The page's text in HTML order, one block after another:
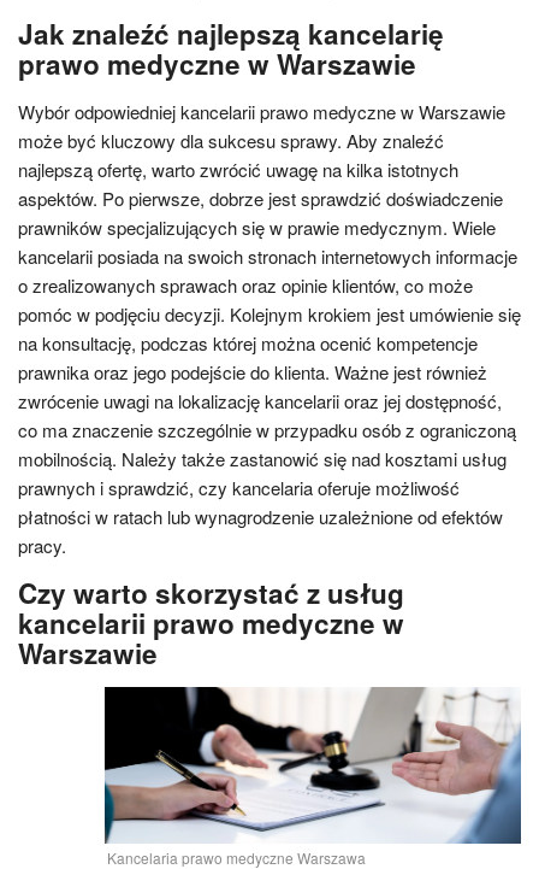
Jak znaleźć najlepszą kancelarię
prawo medyczne w Warszawie
Wybór odpowiedniej kancelarii prawo medyczne w Warszawie
może być kluczowy dla sukcesu sprawy. Aby znaleźć
najlepszą ofertę, warto zwrócić uwagę na kilka istotnych
aspektów. Po pierwsze, dobrze jest sprawdzić doświadczenie
prawników specjalizujących się w prawie medycznym. Wiele
kancelarii posiada na swoich stronach internetowych informacje
o zrealizowanych sprawach oraz opinie klientów, co może
pomóc w podjęciu decyzji. Kolejnym krokiem jest umówienie się
na konsultację, podczas której można ocenić kompetencje
prawnika oraz jego podejście do klienta. Ważne jest również
zwrócenie uwagi na lokalizację kancelarii oraz jej dostępność,
co ma znaczenie szczególnie w przypadku osób z ograniczoną
mobilnością. Należy także zastanowić się nad kosztami usług
prawnych i sprawdzić, czy kancelaria oferuje możliwość
płatności w ratach lub wynagrodzenie uzależnione od efektów
pracy.
Czy warto skorzystać z usług
kancelarii prawo medyczne w
Warszawie
Kancelaria prawo medyczne Warszawa